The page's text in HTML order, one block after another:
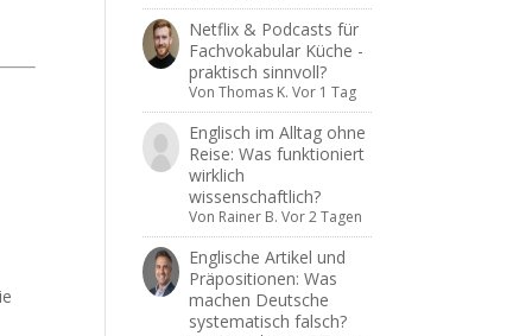
Netflix & Podcasts für
Fachvokabular Küche -
praktisch sinnvoll?
Von Thomas K. Vor 1 Tag
Englisch im Alltag ohne
Reise: Was funktioniert
wirklich
wissenschaftlich?
Von Rainer B. Vor 2 Tagen
Englische Artikel und
Präpositionen: Was
machen Deutsche
systematisch falsch?